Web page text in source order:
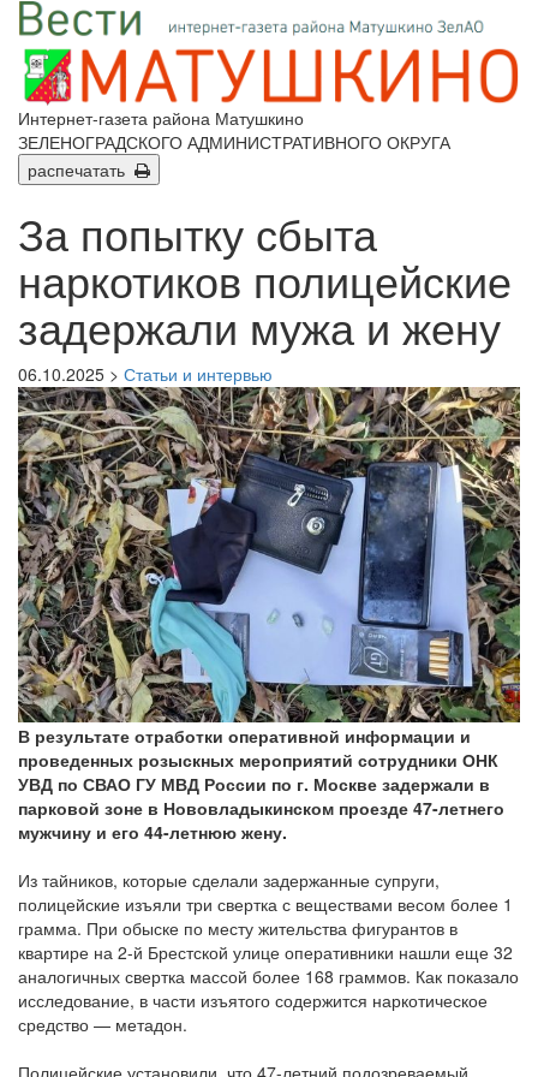
Интернет-газета района Матушкино
ЗЕЛЕНОГРАДСКОГО АДМИНИСТРАТИВНОГО ОКРУГА
распечатать
За попытку сбыта
наркотиков полицейские
задержали мужа и жену
06.10.2025 > Статьи и интервью
В результате отработки оперативной информации и
проведенных розыскных мероприятий сотрудники ОНК
УВД по СВАО ГУ МВД России по г. Москве задержали в
парковой зоне в Нововладыкинском проезде 47-летнего
мужчину и его 44-летнюю жену.
Из тайников, которые сделали задержанные супруги,
полицейские изъяли три свертка с веществами весом более 1
грамма. При обыске по месту жительства фигурантов в
квартире на 2-й Брестской улице оперативники нашли еще 32
аналогичных свертка массой более 168 граммов. Как показало
исследование, в части изъятого содержится наркотическое
средство — метадон.